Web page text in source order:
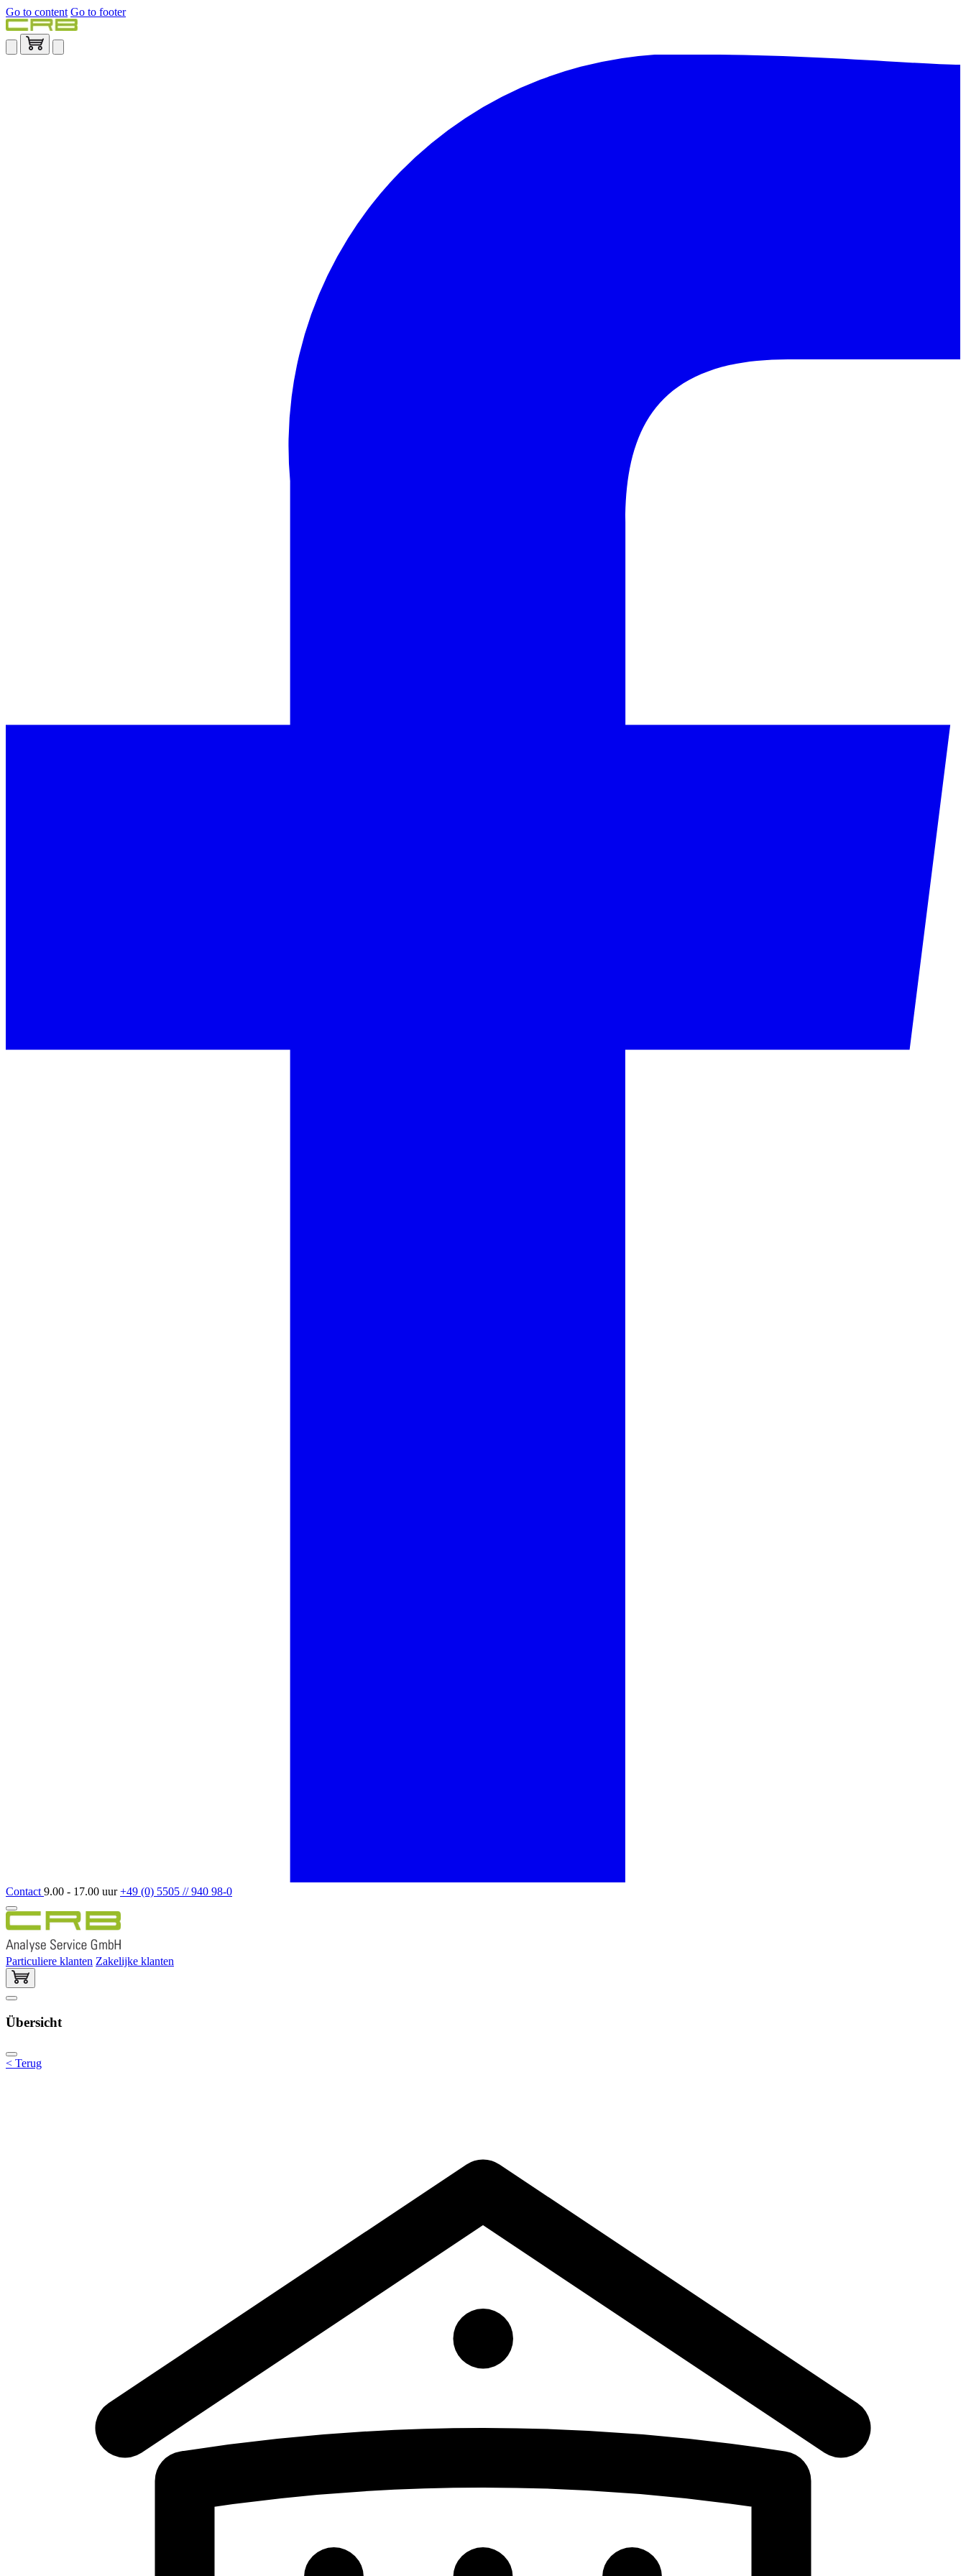
Go to content Go to footer
Contact 9.00 - 17.00 uur+49 (0) 5505 // 940 98-0
Particuliere klanten Zakelijke klanten
Übersicht
< Terug